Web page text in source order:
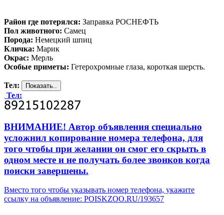
Район где потерялся: Заправка РОСНЕФТЬ
Пол животного: Самец
Порода: Немецкий шпиц
Кличка: Марик
Окрас: Мерль
Особые приметы: Гетерохромные глаза, короткая шерсть.
Тел:
Тел:
ВНИМАНИЕ! Автор объявления специально
усложнил копирование номера телефона, для
того чтобы при желании он смог его скрыть в
одном месте и не получать более звонков когда
поиски завершены.
Вместо того чтобы указывать номер телефона, укажите
ссылку на объявление: POISKZOO.RU/193657